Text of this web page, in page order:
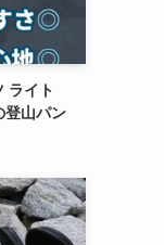
ライト
登山パン